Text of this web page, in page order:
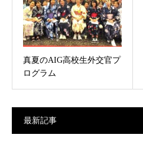
真夏のAIG高校生外交官プ
ログラム
最新記事